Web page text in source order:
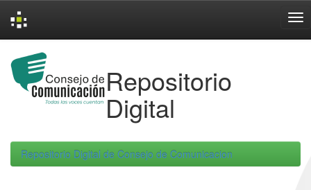
navigation
Repositorio
Digital
Repositorio Digital de Consejo de Comunicacion